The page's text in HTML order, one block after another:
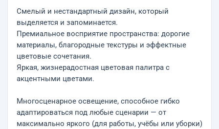
Смелый и нестандартный дизайн, который
выделяется и запоминается.
Премиальное восприятие пространства: дорогие
материалы, благородные текстуры и эффектные
цветовые сочетания.
Яркая, жизнерадостная цветовая палитра с
акцентными цветами.
Многосценарное освещение, способное гибко
адаптироваться под любые сценарии — от
максимально яркого (для работы, учёбы или уборки)